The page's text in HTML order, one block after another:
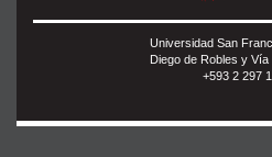
Universidad San
Diego de Robles y
+593 2 297